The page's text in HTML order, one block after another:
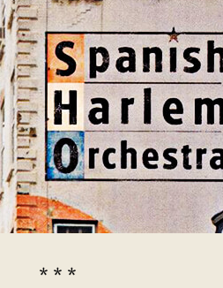
* * *